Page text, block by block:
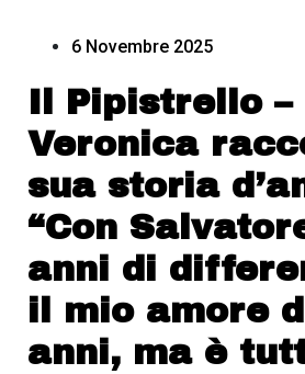
6 Novembre 2025
Il Pipistrello –
Veronica
sua storia
“Con
anni di
il mio amore
anni, ma è